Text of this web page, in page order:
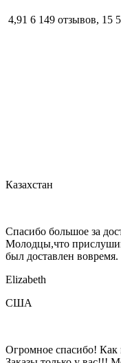
4,91 6 149 отзывов, 15
Казахстан
Спасибо большое за
Молодцы,что
был доставлен
Elizabeth
США
Огромное спасибо! Как